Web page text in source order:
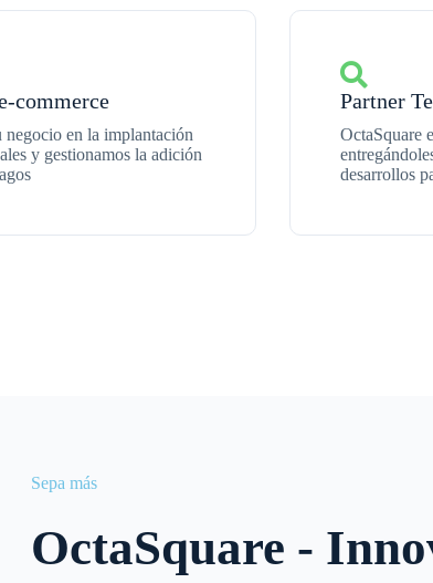
commerce
negocio en la implantación
y gestionamos la adición
Partner
OctaSquare
desarrollos
Sepa más
OctaSquare -